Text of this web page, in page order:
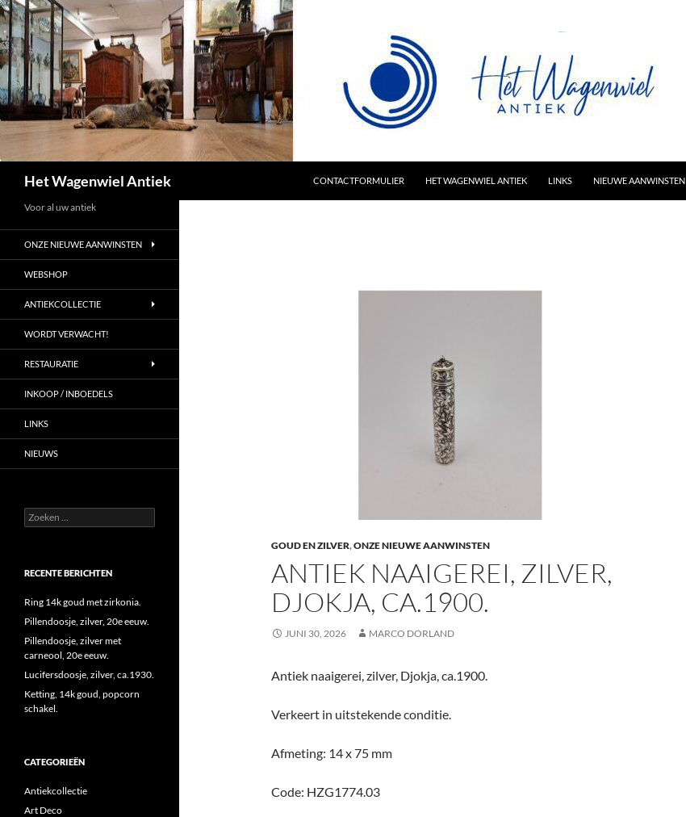
Het Wagenwiel Antiek
CONTACTFORMULIER
HET WAGENWIEL ANTIEK LINKS NIEUWE AANWINSTEN
GOUD EN ZILVER,ONZE NIEUWE AANWINSTEN
ANTIEK NAAIGEREI, ZILVER,
DJOKJA, CA.1900.
JUNI 30, 2026 MARCO DORLAND
Antiek naaigerei, zilver, Djokja, ca.1900.
Verkeert in uitstekende conditie.
Afmeting: 14 x 75 mm
Code: HZG1774.03
Voor al uw antiek
ONZE NIEUWE AANWINSTEN
WEBSHOP
ANTIEKCOLLECTIE
WORDT VERWACHT!
RESTAURATIE
INKOOP / INBOEDELS
LINKS
NIEUWS
Zoeken
naar:
RECENTE BERICHTEN
Ring 14k goud met zirkonia.
Pillendoosje, zilver, 20e eeuw.
Pillendoosje, zilver met
carneool, 20e eeuw.
Lucifersdoosje, zilver, ca.1930.
Ketting, 14k goud, popcorn
schakel.
CATEGORIEËN
Antiekcollectie
Art Deco